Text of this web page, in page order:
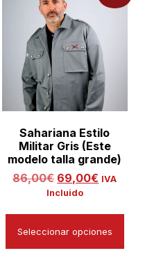
Sahariana Estilo
Militar Gris (Este
modelo talla grande)
86,00€ 69,00€ IVA
Incluido
Seleccionar opciones